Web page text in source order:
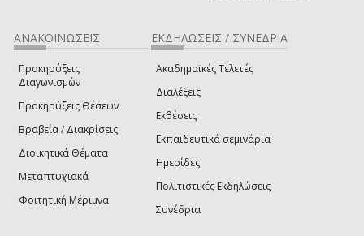
ΑΝΑΚΟΙΝΩΣΕΙΣ
Προκηρύξεις
Διαγωνισμών
Προκηρύξεις Θέσεων
Βραβεία / Διακρίσεις
Διοικητικά Θέματα
Μεταπτυχιακά
Φοιτητική Μέριμνα
ΕΚΔΗΛΩΣΕΙΣ / ΣΥΝΕΔΡΙΑ
Ακαδημαϊκές Τελετές
Διαλέξεις
Εκθέσεις
Εκπαιδευτικά σεμινάρια
Ημερίδες
Πολιτιστικές Εκδηλώσεις
Συνέδρια